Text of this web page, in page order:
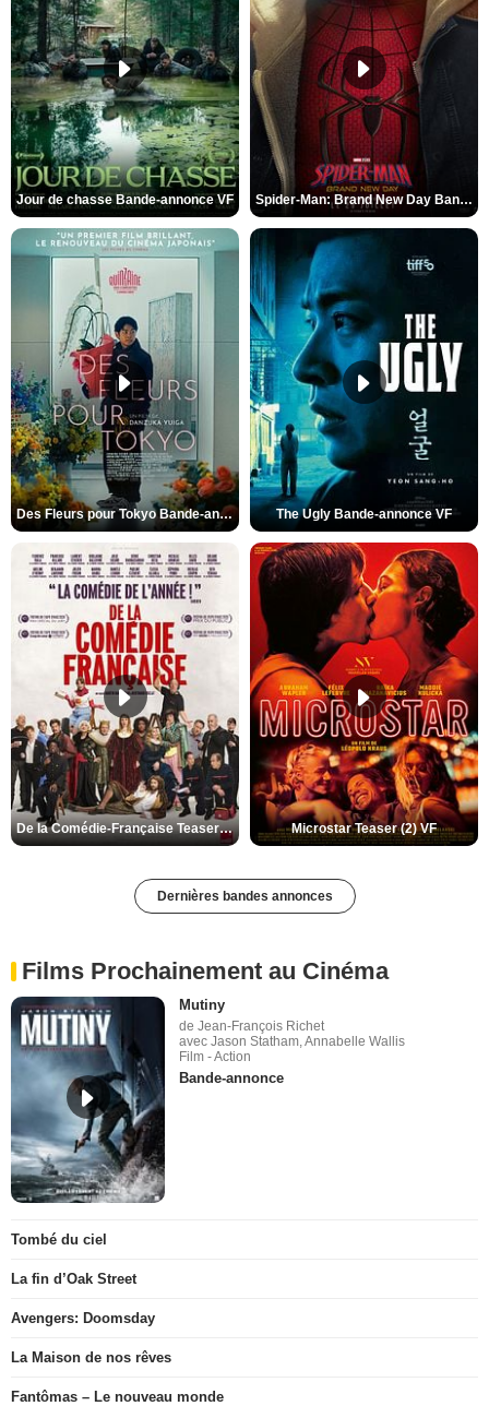
Jour de chasse Bande-annonce VF Spider-Man: Brand New Day Bande-annonce (3) VO STFR
Des Fleurs pour Tokyo Bande-annonce VO STFR The Ugly Bande-annonce VF
De la Comédie-Française Teaser (3) VF Microstar Teaser (2) VF
Dernières bandes annonces
Films Prochainement au Cinéma
Mutiny
de Jean-François Richet
avec Jason Statham, Annabelle Wallis
Film - Action
Bande-annonce
Tombé du ciel
La fin d’Oak Street
Avengers: Doomsday
La Maison de nos rêves
Fantômas – Le nouveau monde